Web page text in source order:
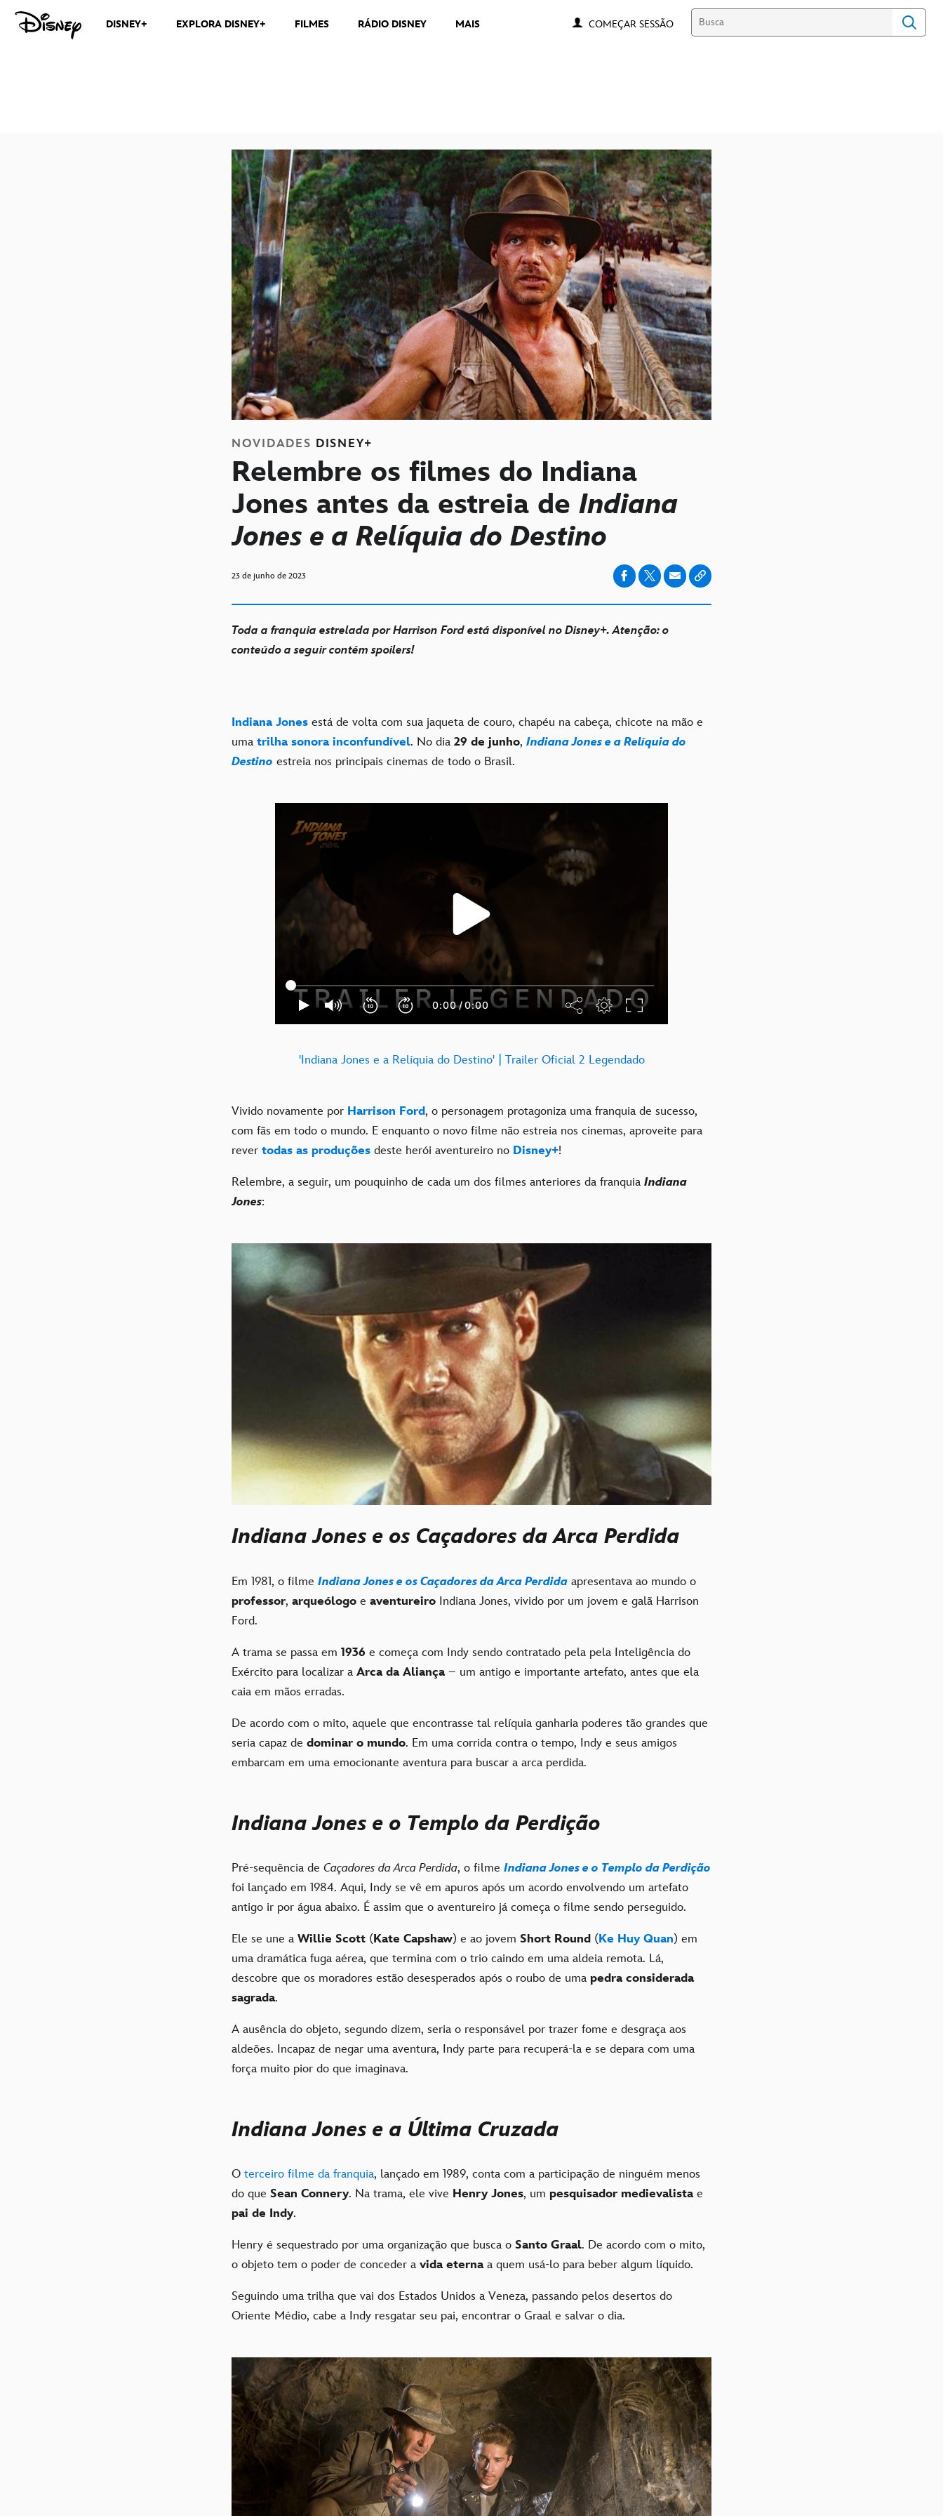
DISNEY+ EXPLORA DISNEY+ FILMES RÁDIO DISNEY MAIS COMEÇAR SESSÃO
NOVIDADES DISNEY+
Relembre os filmes do Indiana
Jones antes da estreia de Indiana
Jones e a Relíquia do Destino
23 de junho de 2023
Toda a franquia estrelada por Harrison Ford está disponível no Disney+. Atenção: o
conteúdo a seguir contém spoilers!
Indiana Jones está de volta com sua jaqueta de couro, chapéu na cabeça, chicote na mão e
uma trilha sonora inconfundível. No dia 29 de junho, Indiana Jones e a Relíquia do
Destino estreia nos principais cinemas de todo o Brasil.
'Indiana Jones e a Relíquia do Destino' | Trailer Oficial 2 Legendado
Vivido novamente por Harrison Ford, o personagem protagoniza uma franquia de sucesso,
com fãs em todo o mundo. E enquanto o novo filme não estreia nos cinemas, aproveite para
rever todas as produções deste herói aventureiro no Disney+!
Relembre, a seguir, um pouquinho de cada um dos filmes anteriores da franquia Indiana
Jones:
Indiana Jones e os Caçadores da Arca Perdida
Em 1981, o filme Indiana Jones e os Caçadores da Arca Perdida apresentava ao mundo o
professor, arqueólogo e aventureiro Indiana Jones, vivido por um jovem e galã Harrison
Ford.
A trama se passa em 1936 e começa com Indy sendo contratado pela pela Inteligência do
Exército para localizar a Arca da Aliança– um antigo e importante artefato, antes que ela
caia em mãos erradas.
De acordo com o mito, aquele que encontrasse tal relíquia ganharia poderes tão grandes que
seria capaz de dominar o mundo. Em uma corrida contra o tempo, Indy e seus amigos
embarcam em uma emocionante aventura para buscar a arca perdida.
Indiana Jones e o Templo da Perdição
Pré-sequência de Caçadores da Arca Perdida, o filme Indiana Jones e o Templo da Perdição
foi lançado em 1984. Aqui, Indy se vê em apuros após um acordo envolvendo um artefato
antigo ir por água abaixo. É assim que o aventureiro já começa o filme sendo perseguido.
Ele se une a Willie Scott (Kate Capshaw) e ao jovem Short Round (Ke Huy Quan) em
uma dramática fuga aérea, que termina com o trio caindo em uma aldeia remota. Lá,
descobre que os moradores estão desesperados após o roubo de uma pedra considerada
sagrada.
A ausência do objeto, segundo dizem, seria o responsável por trazer fome e desgraça aos
aldeões. Incapaz de negar uma aventura, Indy parte para recuperá-la e se depara com uma
força muito pior do que imaginava.
Indiana Jones e a Última Cruzada
O terceiro filme da franquia, lançado em 1989, conta com a participação de ninguém menos
do que Sean Connery. Na trama, ele vive Henry Jones, um pesquisador medievalistae
pai de Indy.
Henry é sequestrado por uma organização que busca o Santo Graal. De acordo com o mito,
o objeto tem o poder de conceder a vida eternaa quem usá-lo para beber algum líquido.
Seguindo uma trilha que vai dos Estados Unidos a Veneza, passando pelos desertos do
Oriente Médio, cabe a Indy resgatar seu pai, encontrar o Graal e salvar o dia.